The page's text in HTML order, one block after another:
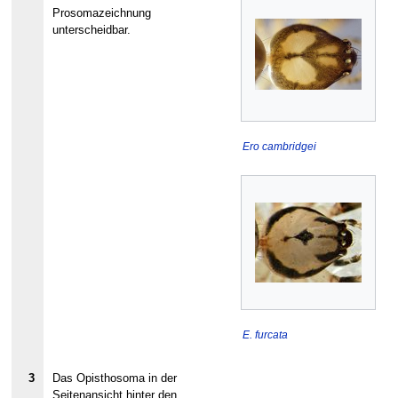
Prosomazeichnung
unterscheidbar.
Ero cambridgei
E. furcata
3
Das Opisthosoma in der
Seitenansicht hinter den